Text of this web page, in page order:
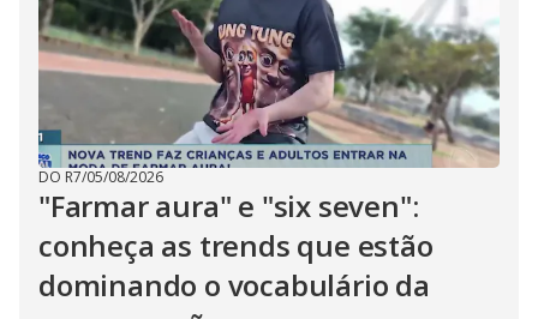
DO R7/05/08/2026
"Farmar aura" e "six seven":
conheça as trends que estão
dominando o vocabulário da